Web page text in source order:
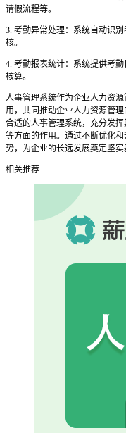
请假流程等。
3. 考勤异常处理：系统自动识
核。
4. 考勤报表统计：系统提供考
核算。
人事管理系统作为企业人力资
用，共同推动企业人力资源管
合适的人事管理系统，充分发
等方面的作用。通过不断优化和
势，为企业的长远发展奠定坚实
相关推荐